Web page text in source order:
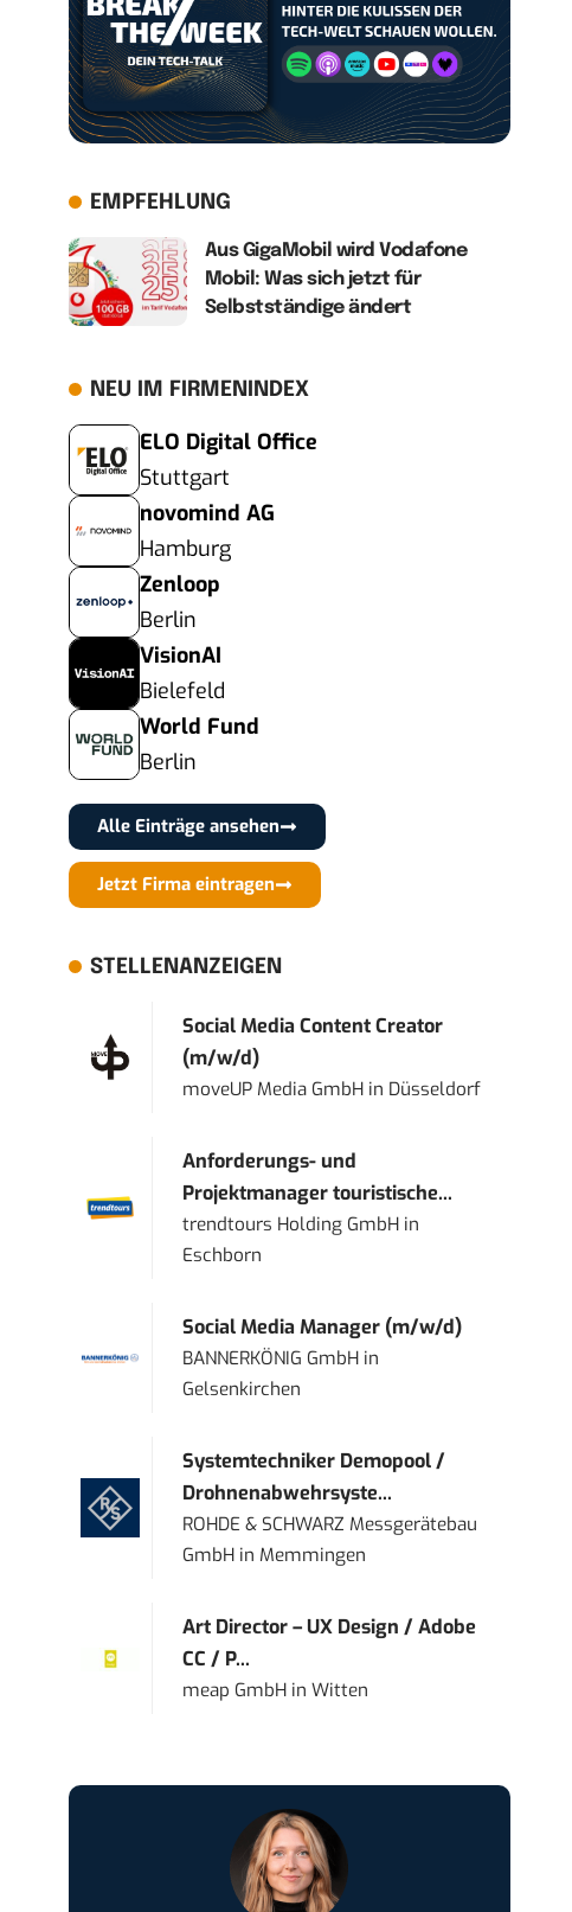
EMPFEHLUNG
Aus GigaMobil wird Vodafone
Mobil: Was sich jetzt für
Selbstständige ändert
NEU IM FIRMENINDEX
ELO Digital Office
Stuttgart
novomind AG
Hamburg
Zenloop
Berlin
VisionAI
Bielefeld
World Fund
Berlin
Alle Einträge ansehen
Jetzt Firma eintragen
STELLENANZEIGEN
Social Media Content Creator
(m/w/d)
moveUP Media GmbH in Düsseldorf
Anforderungs- und
Projektmanager touristische...
trendtours Holding GmbH in
Eschborn
Social Media Manager (m/w/d)
BANNERKÖNIG GmbH in
Gelsenkirchen
Systemtechniker Demopool /
Drohnenabwehrsyste...
ROHDE & SCHWARZ Messgerätebau
GmbH in Memmingen
Art Director – UX Design / Adobe
CC / P...
meap GmbH inWitten